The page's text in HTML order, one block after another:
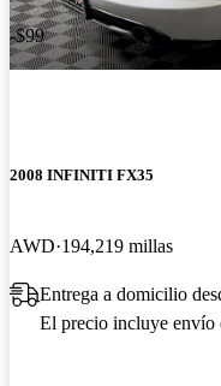
-$99
2008 INFINITI FX35
AWD 194,219 millas
Entrega a domicilio
El precio incluye envío